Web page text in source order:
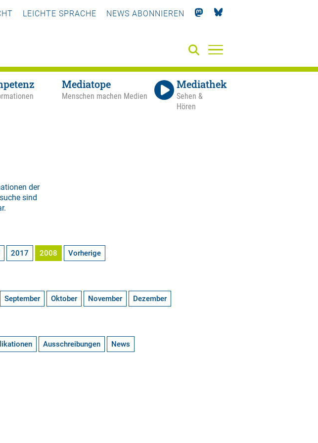
LEICHTE SPRACHE NEWS ABONNIEREN
Mediatope
Menschen machen Medien
Mediathek
Sehen &
Hören
der
sind
2017 2008 Vorherige
September Oktober November Dezember
Ausschreibungen News